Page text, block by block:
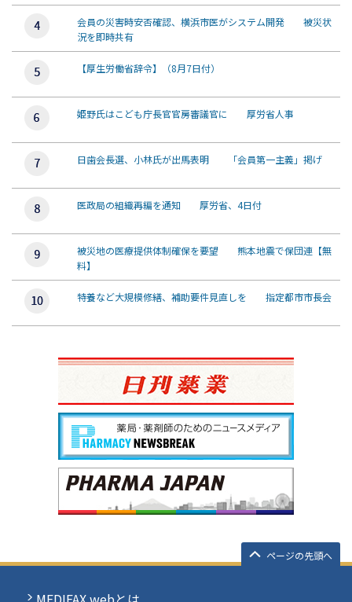
会員の災害時安否確認、横浜市医がシステム開発 被災状
況を即時共有
【厚生労働省辞令】（8月7日付）
姫野氏はこども庁長官官房審議官に 厚労省人事
日歯会長選、小林氏が出馬表明 「会員第一主義」掲げ
医政局の組織再編を通知 厚労省、4日付
被災地の医療提供体制確保を要望 熊本地震で保団連【無
料】
特養など大規模修繕、補助要件見直しを 指定都市市長会
ページの先頭へ